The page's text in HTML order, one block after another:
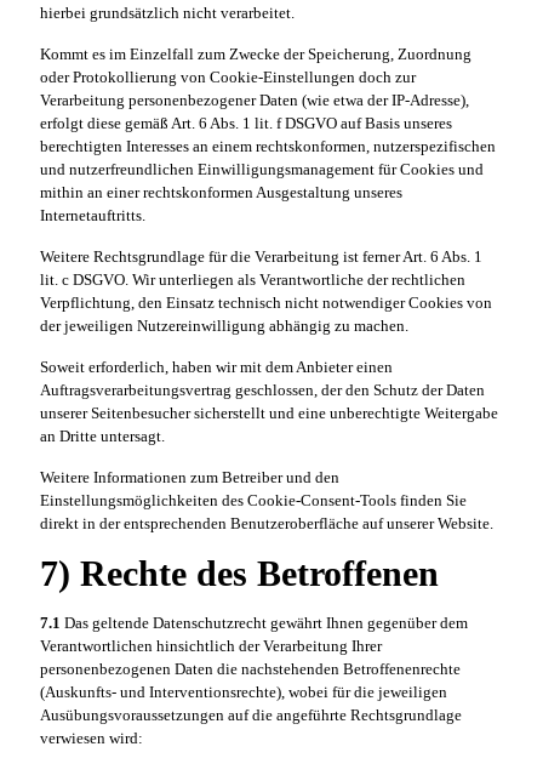
hierbei grundsätzlich nicht verarbeitet.
Kommt es im Einzelfall zum Zwecke der Speicherung, Zuordnung
oder Protokollierung von Cookie-Einstellungen doch zur
Verarbeitung personenbezogener Daten (wie etwa der IP-Adresse),
erfolgt diese gemäß Art. 6 Abs. 1 lit. f DSGVO auf Basis unseres
berechtigten Interesses an einem rechtskonformen, nutzerspezifischen
und nutzerfreundlichen Einwilligungsmanagement für Cookies und
mithin an einer rechtskonformen Ausgestaltung unseres
Internetauftritts.
Weitere Rechtsgrundlage für die Verarbeitung ist ferner Art. 6 Abs. 1
lit. c DSGVO. Wir unterliegen als Verantwortliche der rechtlichen
Verpflichtung, den Einsatz technisch nicht notwendiger Cookies von
der jeweiligen Nutzereinwilligung abhängig zu machen.
Soweit erforderlich, haben wir mit dem Anbieter einen
Auftragsverarbeitungsvertrag geschlossen, der den Schutz der Daten
unserer Seitenbesucher sicherstellt und eine unberechtigte Weitergabe
an Dritte untersagt.
Weitere Informationen zum Betreiber und den
Einstellungsmöglichkeiten des Cookie-Consent-Tools finden Sie
direkt in der entsprechenden Benutzeroberfläche auf unserer Website.
7) Rechte des Betroffenen
7.1 Das geltende Datenschutzrecht gewährt Ihnen gegenüber dem
Verantwortlichen hinsichtlich der Verarbeitung Ihrer
personenbezogenen Daten die nachstehenden Betroffenenrechte
(Auskunfts- und Interventionsrechte), wobei für die jeweiligen
Ausübungsvoraussetzungen auf die angeführte Rechtsgrundlage
verwiesen wird: